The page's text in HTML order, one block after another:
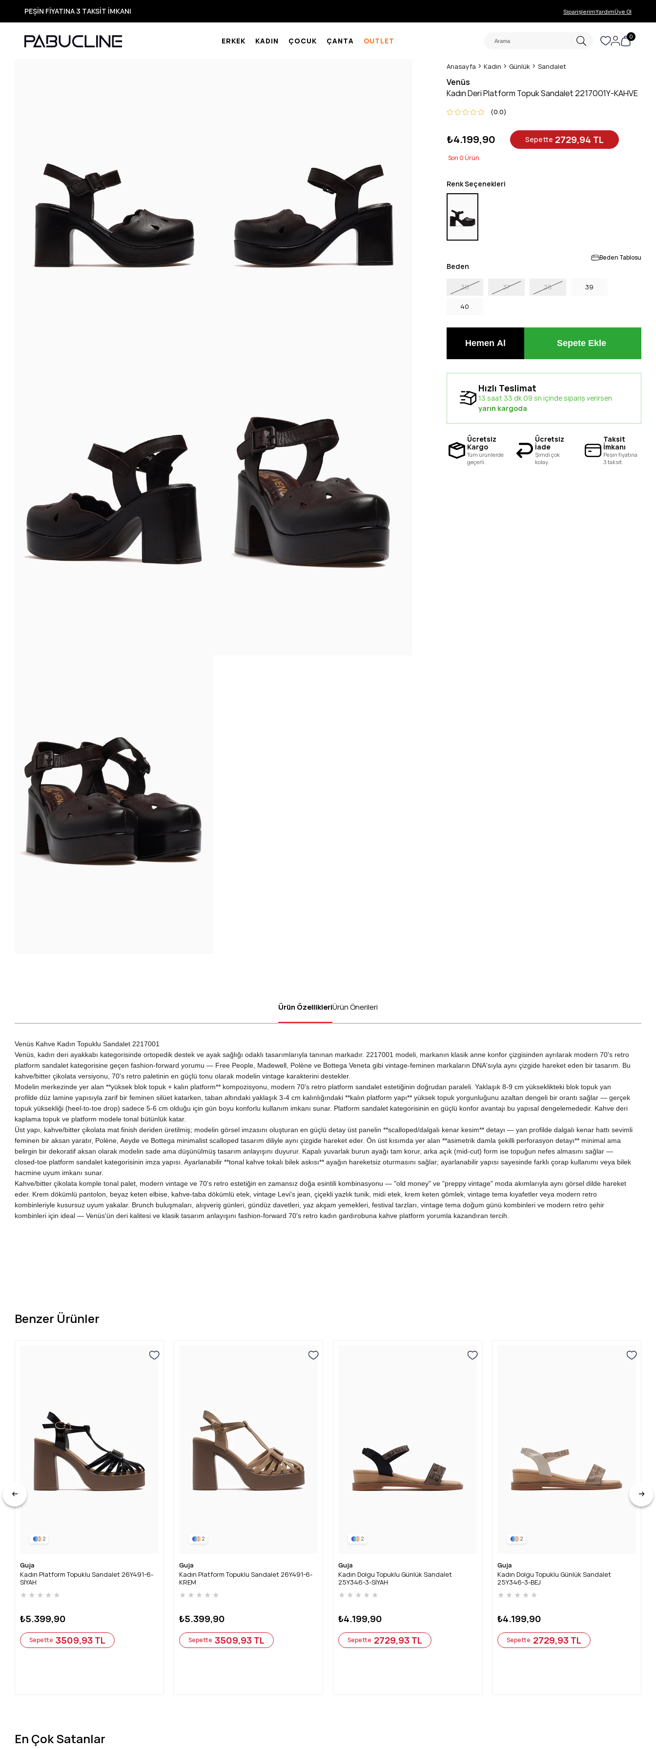
TÜM ÜRÜNLERDE ÜCRETSİZ KARGO
Yeni Sezon Ürünlerde Özel Fırsatlar
Seçili Ürünlerde Hızlı Teslimat
SiparişlerimYardımÜye Ol
ERKEK KADIN ÇOCUK ÇANTA OUTLET 0
Anasayfa Kadın Günlük Sandalet
Venüs
Kadın Deri Platform Topuk Sandalet 2217001Y-KAHVE
0.0
₺4.199,90 Sepette 2729,94 TL
0
Renk Seçenekleri
Beden Tablosu
Beden
36 37 38 39
40
Hızlı Teslimat
13 saat 33 dk 08 sn içinde sipariş verirsen
yarın kargoda
Ücretsiz
Kargo
Tüm ürünlerde
geçerli.
Ücretsiz
İade
Şimdi çok
kolay.
Taksit
İmkanı
Peşin fiyatına
3 taksit.
Ürün ÖzellikleriÜrün Önerileri
Venüs Kahve Kadın Topuklu Sandalet 2217001
Venüs, kadın deri ayakkabı kategorisinde ortopedik destek ve ayak sağlığı odaklı tasarımlarıyla tanınan markadır. 2217001 modeli, markanın klasik anne konfor çizgisinden ayrılarak modern 70's retro
platform sandalet kategorisine geçen fashion-forward yorumu — Free People, Madewell, Polène ve Bottega Veneta gibi vintage-feminen markaların DNA'sıyla aynı çizgide hareket eden bir tasarım. Bu
kahve/bitter çikolata versiyonu, 70's retro paletinin en güçlü tonu olarak modelin vintage karakterini destekler.
Modelin merkezinde yer alan **yüksek blok topuk + kalın platform** kompozisyonu, modern 70's retro platform sandalet estetiğinin doğrudan paraleli. Yaklaşık 8-9 cm yükseklikteki blok topuk yan
profilde düz lamine yapısıyla zarif bir feminen silüet katarken, taban altındaki yaklaşık 3-4 cm kalınlığındaki **kalın platform yapı** yüksek topuk yorgunluğunu azaltan dengeli bir orantı sağlar — gerçek
topuk yüksekliği (heel-to-toe drop) sadece 5-6 cm olduğu için gün boyu konforlu kullanım imkanı sunar. Platform sandalet kategorisinin en güçlü konfor avantajı bu yapısal dengelemededir. Kahve deri
kaplama topuk ve platform modele tonal bütünlük katar.
Üst yapı, kahve/bitter çikolata mat finish deriden üretilmiş; modelin görsel imzasını oluşturan en güçlü detay üst panelin **scalloped/dalgalı kenar kesim** detayı — yan profilde dalgalı kenar hattı sevimli
feminen bir aksan yaratır, Polène, Aeyde ve Bottega minimalist scalloped tasarım diliyle aynı çizgide hareket eder. Ön üst kısımda yer alan **asimetrik damla şekilli perforasyon detayı** minimal ama
belirgin bir dekoratif aksan olarak modelin sade ama düşünülmüş tasarım anlayışını duyurur. Kapalı yuvarlak burun ayağı tam korur, arka açık (mid-cut) form ise topuğun nefes almasını sağlar —
closed-toe platform sandalet kategorisinin imza yapısı. Ayarlanabilir **tonal kahve tokalı bilek askısı** ayağın hareketsiz oturmasını sağlar; ayarlanabilir yapısı sayesinde farklı çorap kullanımı veya bilek
hacmine uyum imkanı sunar.
Kahve/bitter çikolata komple tonal palet, modern vintage ve 70's retro estetiğin en zamansız doğa esintili kombinasyonu — "old money" ve "preppy vintage" moda akımlarıyla aynı görsel dilde hareket
eder. Krem dökümlü pantolon, beyaz keten elbise, kahve-taba dökümlü etek, vintage Levi's jean, çiçekli yazlık tunik, midi etek, krem keten gömlek, vintage tema kıyafetler veya modern retro
kombinleriyle kusursuz uyum yakalar. Brunch buluşmaları, alışveriş günleri, gündüz davetleri, yaz akşam yemekleri, festival tarzları, vintage tema doğum günü kombinleri ve modern retro şehir
kombinleri için ideal — Venüs'ün deri kalitesi ve klasik tasarım anlayışını fashion-forward 70's retro kadın gardırobuna kahve platform yorumla kazandıran tercih.
Benzer Ürünler
2
Guja
Kadın Platform Topuklu Sandalet 26Y491-6-
SİYAH
★ ★ ★ ★ ★
₺5.399,90
Sepette 3509,93 TL
2
Guja
Kadın Platform Topuklu Sandalet 26Y491-6-
KREM
★ ★ ★ ★ ★
₺5.399,90
Sepette 3509,93 TL
2
Guja
Kadın Dolgu Topuklu Günlük Sandalet
25Y346-3-SİYAH
★ ★ ★ ★ ★
₺4.199,90
Sepette 2729,93 TL
2
Guja
Kadın Dolgu Topuklu Günlük Sandalet
25Y346-3-BEJ
★ ★ ★ ★ ★
₺4.199,90
Sepette 2729,93 TL
En Çok Satanlar